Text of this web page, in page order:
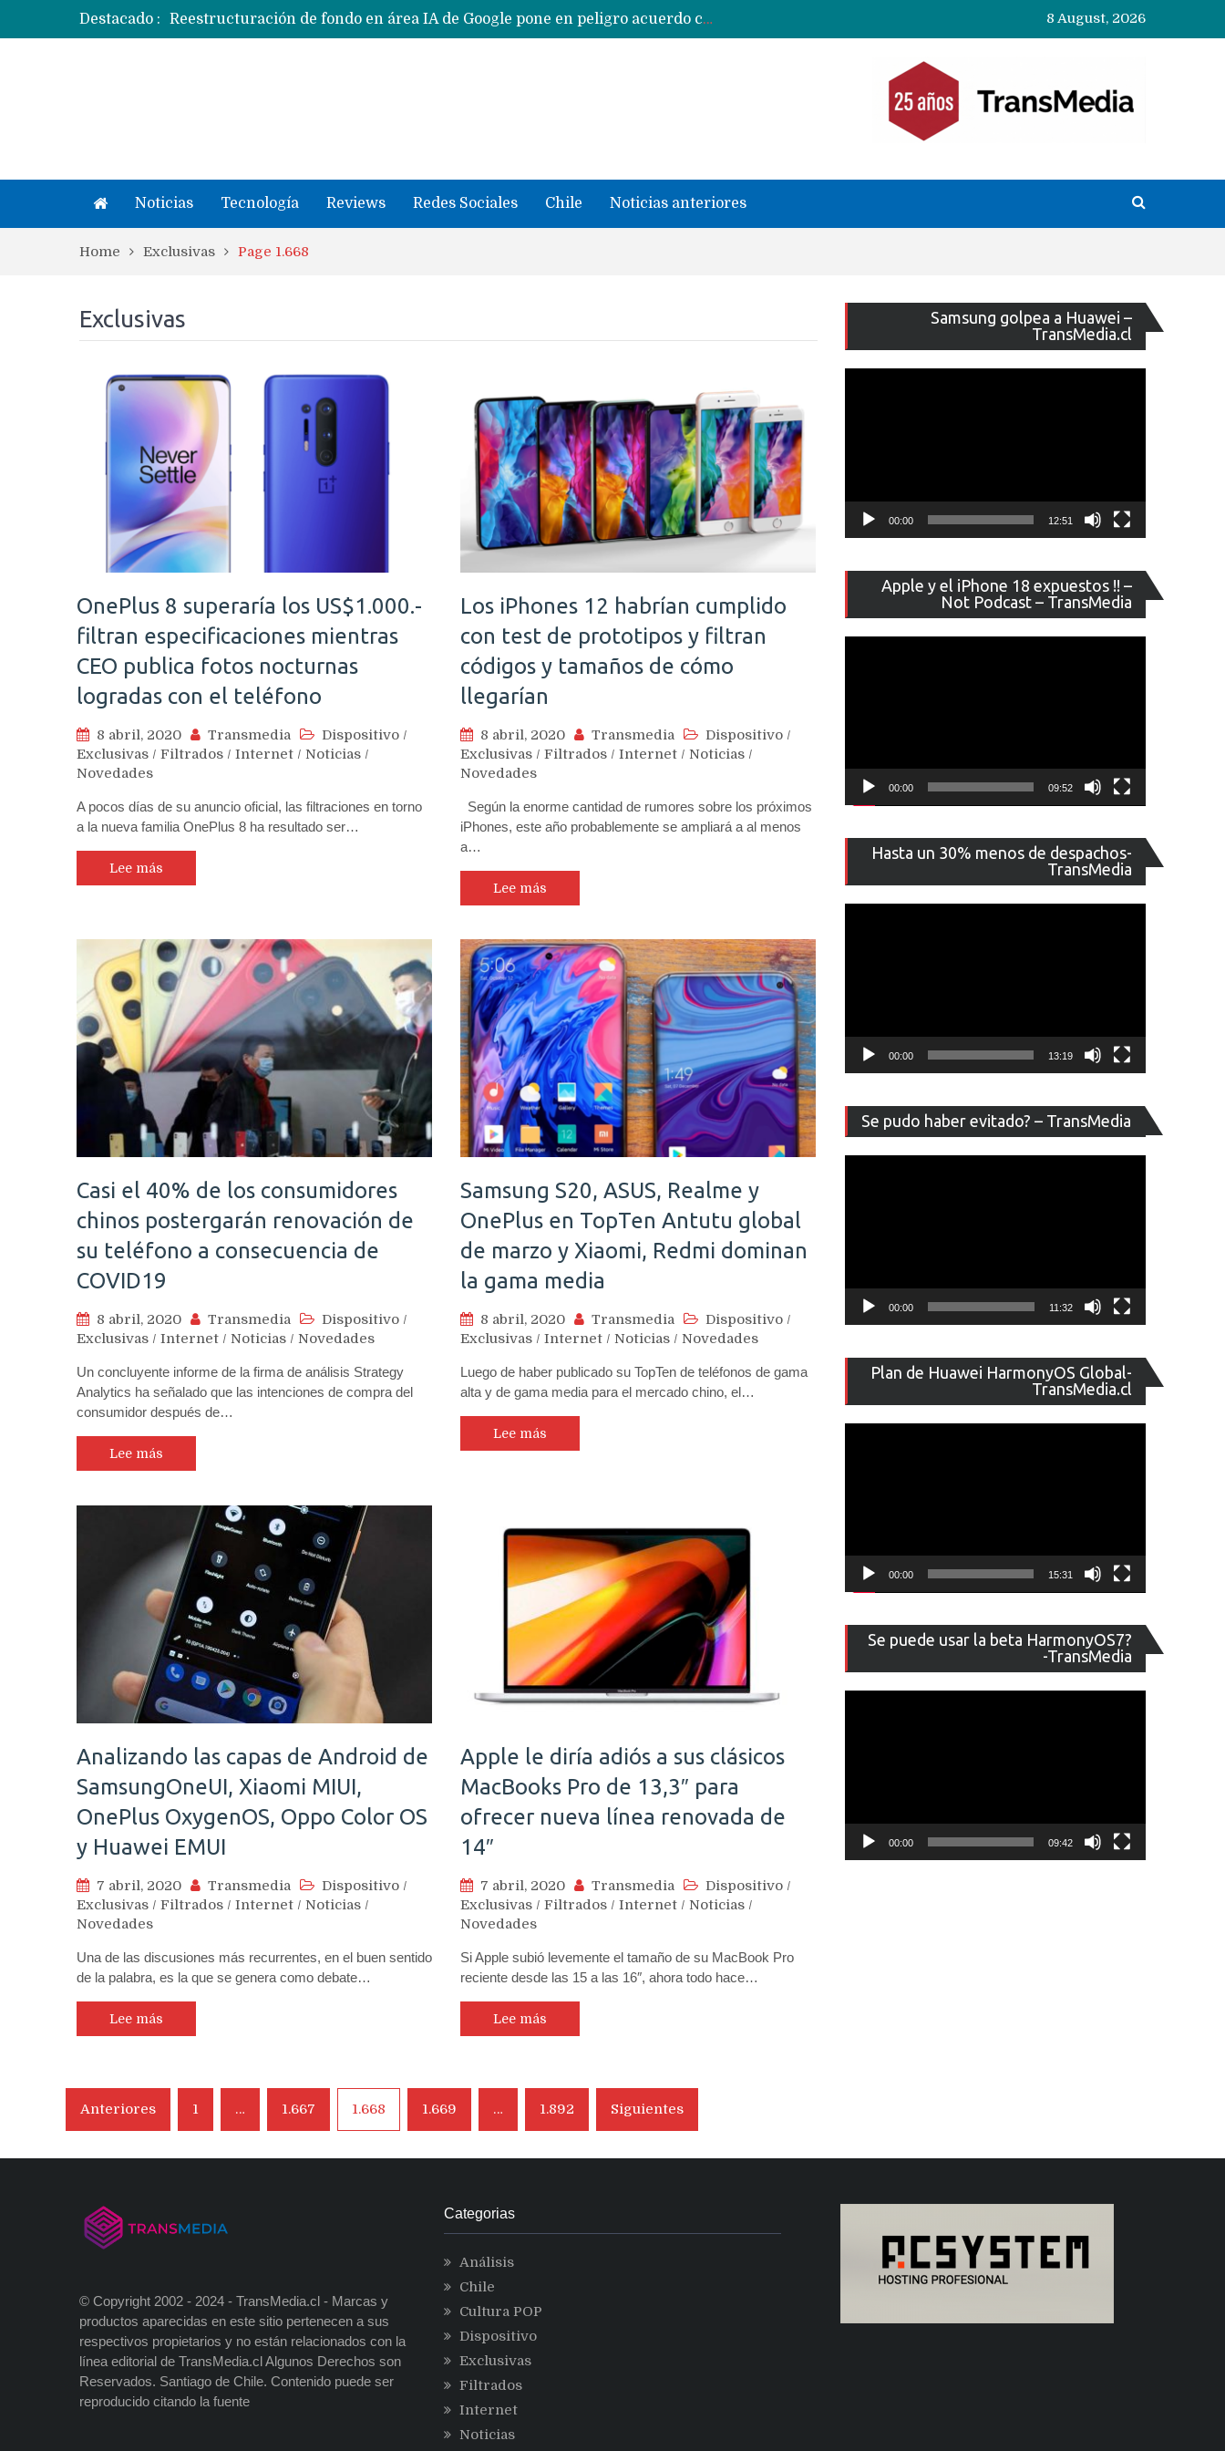
Destacado :
Reestructuración de fondo en área IA de Google pone en peligro acuerdo con Apple y salvataje de Siri
CXMT le dice NO a la venta de sus memorias a Apple y dará prioridad a Huawei y Xiaomi
8 August, 2026
Noticias Tecnología Reviews Redes Sociales Chile Noticias anteriores
Home Exclusivas Page 1.668
Exclusivas
OnePlus 8 superaría los US$1.000.-
filtran especificaciones mientras
CEO publica fotos nocturnas
logradas con el teléfono
8 abril, 2020 Transmedia Dispositivo /
Exclusivas / Filtrados / Internet / Noticias /
Novedades
A pocos días de su anuncio oficial, las filtraciones en torno
a la nueva familia OnePlus 8 ha resultado ser…
Lee más
Los iPhones 12 habrían cumplido
con test de prototipos y filtran
códigos y tamaños de cómo
llegarían
8 abril, 2020 Transmedia Dispositivo /
Exclusivas / Filtrados / Internet / Noticias /
Novedades
Según la enorme cantidad de rumores sobre los próximos
iPhones, este año probablemente se ampliará a al menos
a…
Lee más
Casi el 40% de los consumidores
chinos postergarán renovación de
su teléfono a consecuencia de
COVID19
8 abril, 2020 Transmedia Dispositivo /
Exclusivas / Internet / Noticias / Novedades
Un concluyente informe de la firma de análisis Strategy
Analytics ha señalado que las intenciones de compra del
consumidor después de…
Lee más
Samsung S20, ASUS, Realme y
OnePlus en TopTen Antutu global
de marzo y Xiaomi, Redmi dominan
la gama media
8 abril, 2020 Transmedia Dispositivo /
Exclusivas / Internet / Noticias / Novedades
Luego de haber publicado su TopTen de teléfonos de gama
alta y de gama media para el mercado chino, el…
Lee más
Analizando las capas de Android de
SamsungOneUI, Xiaomi MIUI,
OnePlus OxygenOS, Oppo Color OS
y Huawei EMUI
7 abril, 2020 Transmedia Dispositivo /
Exclusivas / Filtrados / Internet / Noticias /
Novedades
Una de las discusiones más recurrentes, en el buen sentido
de la palabra, es la que se genera como debate…
Lee más
Apple le diría adiós a sus clásicos
MacBooks Pro de 13,3″ para
ofrecer nueva línea renovada de
14″
7 abril, 2020 Transmedia Dispositivo /
Exclusivas / Filtrados / Internet / Noticias /
Novedades
Si Apple subió levemente el tamaño de su MacBook Pro
reciente desde las 15 a las 16″, ahora todo hace…
Lee más
Navegación
de
entradas
Anteriores 1 … 1.667 1.668 1.669 … 1.892 Siguientes
Samsung golpea a Huawei –
TransMedia.cl
de
vídeo
00:00 12:51
Apple y el iPhone 18 expuestos !! –
Not Podcast – TransMedia
de
vídeo
00:00 09:52
Hasta un 30% menos de despachos-
TransMedia
de
vídeo
00:00 13:19
Se pudo haber evitado? – TransMedia
de
vídeo
00:00 11:32
Plan de Huawei HarmonyOS Global-
TransMedia.cl
de
vídeo
00:00 15:31
Se puede usar la beta HarmonyOS7?
-TransMedia
de
vídeo
00:00 09:42
© Copyright 2002 - 2024 - TransMedia.cl - Marcas y
productos aparecidas en este sitio pertenecen a sus
respectivos propietarios y no están relacionados con la
línea editorial de TransMedia.cl Algunos Derechos son
Reservados. Santiago de Chile. Contenido puede ser
reproducido citando la fuente
Categorias
Análisis
Chile
Cultura POP
Dispositivo
Exclusivas
Filtrados
Internet
Noticias